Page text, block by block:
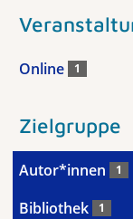
Online 1
Zielgruppe
Autor*innen 1
Bibliothek 1